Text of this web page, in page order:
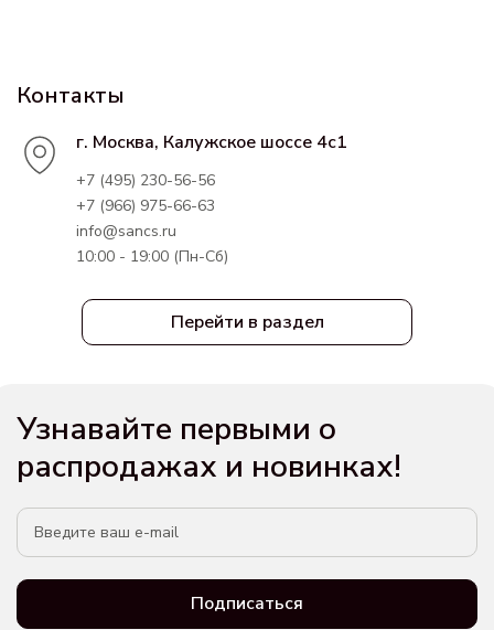
Перейти в раздел
Контакты
г. Москва, Калужское шоссе 4с1
+7 (495) 230-56-56
+7 (966) 975-66-63
info@sancs.ru
10:00 - 19:00 (Пн-Сб)
Узнавайте первыми о
распродажах и новинках!
Подписаться